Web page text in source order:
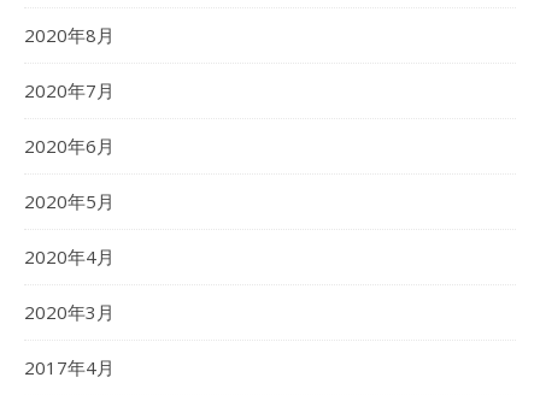
2020年8月
2020年7月
2020年6月
2020年5月
2020年4月
2020年3月
2017年4月